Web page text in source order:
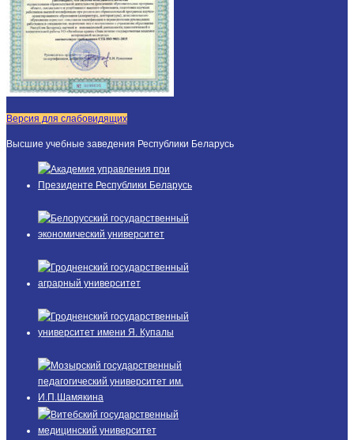
Версия для слабовидящих
Высшие учебные заведения Республики Беларусь